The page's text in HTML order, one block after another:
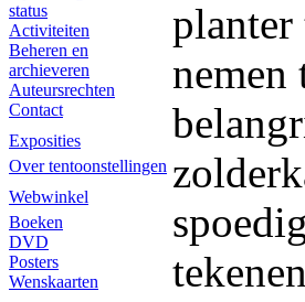
status
Activiteiten
Beheren en
archieveren
Auteursrechten
Contact
Exposities
Over tentoonstellingen
Webwinkel
Boeken
DVD
Posters
Wenskaarten
planter
nemen